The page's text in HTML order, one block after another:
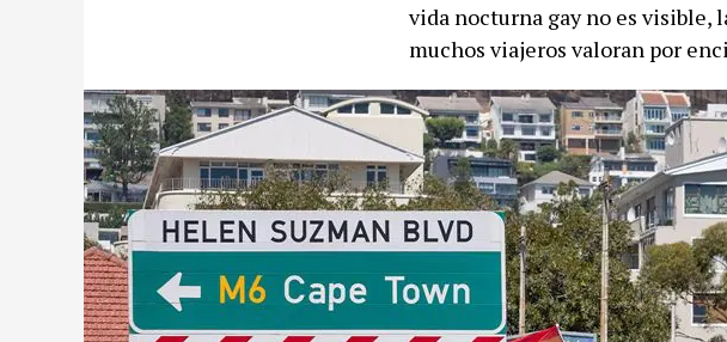
vida nocturna gay no es visible,
muchos viajeros valoran por